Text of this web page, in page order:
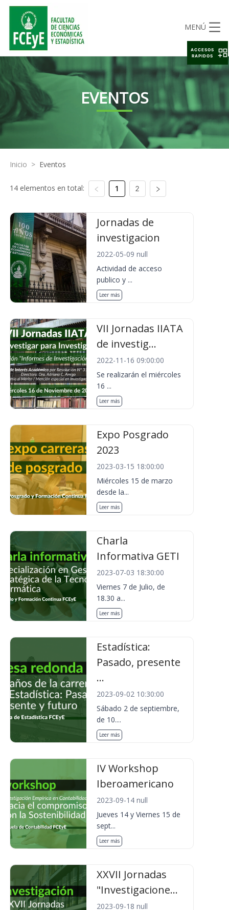
MENÚ
EVENTOS
Inicio > Eventos
14 elementos en total: 1 2
Jornadas de
investigacion
2022-05-09 null
Actividad de acceso
publico y ...
Leer más
VII Jornadas IIATA
de investig...
2022-11-16 09:00:00
Se realizarán el miércoles
16 ...
Leer más
Expo Posgrado
2023
2023-03-15 18:00:00
Miércoles 15 de marzo
desde la...
Leer más
Charla
Informativa GETI
2023-07-03 18:30:00
Viernes 7 de Julio, de
18.30 a...
Leer más
Estadística:
Pasado, presente
...
2023-09-02 10:30:00
Sábado 2 de septiembre,
de 10....
Leer más
IV Workshop
Iberoamericano
2023-09-14 null
Jueves 14 y Viernes 15 de
sept...
Leer más
XXVII Jornadas
"Investigacione...
2023-09-18 null
ACCESOS
RAPIDOS